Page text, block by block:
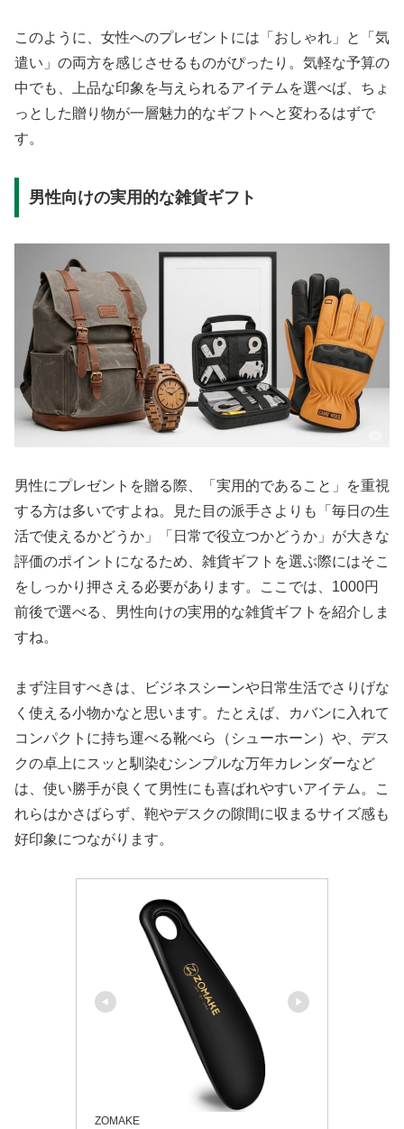
このように、女性へのプレゼントには「おしゃれ」と「気
遣い」の両方を感じさせるものがぴったり。気軽な予算の
中でも、上品な印象を与えられるアイテムを選べば、ちょ
っとした贈り物が一層魅力的なギフトへと変わるはずで
す。
男性向けの実用的な雑貨ギフト
男性にプレゼントを贈る際、「実用的であること」を重視
する方は多いですよね。見た目の派手さよりも「毎日の生
活で使えるかどうか」「日常で役立つかどうか」が大きな
評価のポイントになるため、雑貨ギフトを選ぶ際にはそこ
をしっかり押さえる必要があります。ここでは、1000円
前後で選べる、男性向けの実用的な雑貨ギフトを紹介しま
すね。
まず注目すべきは、ビジネスシーンや日常生活でさりげな
く使える小物かなと思います。たとえば、カバンに入れて
コンパクトに持ち運べる靴べら（シューホーン）や、デス
クの卓上にスッと馴染むシンプルな万年カレンダーなど
は、使い勝手が良くて男性にも喜ばれやすいアイテム。こ
れらはかさばらず、鞄やデスクの隙間に収まるサイズ感も
好印象につながります。
ZOMAKE